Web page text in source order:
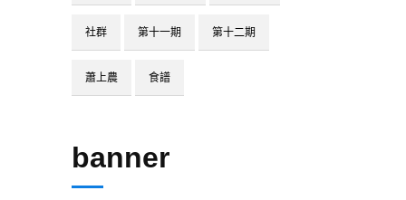
社群 第十一期 第十二期
蕭上農 食譜
banner